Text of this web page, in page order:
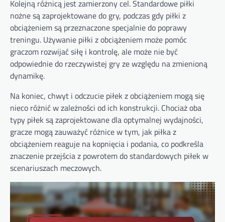
Kolejną różnicą jest zamierzony cel. Standardowe piłki
nożne są zaprojektowane do gry, podczas gdy piłki z
obciążeniem są przeznaczone specjalnie do poprawy
treningu. Używanie piłki z obciążeniem może pomóc
graczom rozwijać siłę i kontrolę, ale może nie być
odpowiednie do rzeczywistej gry ze względu na zmienioną
dynamikę.
Na koniec, chwyt i odczucie piłek z obciążeniem mogą się
nieco różnić w zależności od ich konstrukcji. Chociaż oba
typy piłek są zaprojektowane dla optymalnej wydajności,
gracze mogą zauważyć różnice w tym, jak piłka z
obciążeniem reaguje na kopnięcia i podania, co podkreśla
znaczenie przejścia z powrotem do standardowych piłek w
scenariuszach meczowych.